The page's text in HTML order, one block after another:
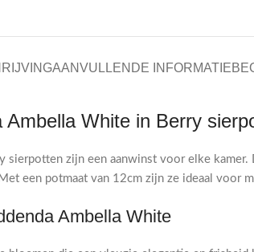
AANVULLENDE INFORMATIE
White in Berry
sierpotten zijn een aanwinst voor elke
een potmaat van 12cm zijn ze ideaal voor
Ambella White